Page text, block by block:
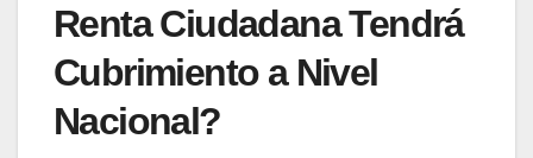
Renta Ciudadana Tendrá
Cubrimiento a Nivel
Nacional?